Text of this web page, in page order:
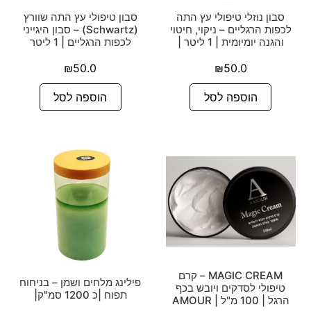
סבון נוזלי טיפולי עץ התה
לכפות הרגליים – ניקוי, חיטוי
והגנה יומיומית | 1 ליטר |
₪50.0
הוספה לסל
סבון טיפולי עץ התה שוורץ
(Schwartz) – סבון היגייני
לכפות הרגליים | 1 ליטר
₪50.0
הוספה לסל
MAGIC CREAM – קרם
טיפולי לסדקים ויובש בכף
הרגל | 100 מ"ל | AMOUR
פילינג מלחים ושמן – בניחוח
תפוח |כ 1200 סמ"ק|